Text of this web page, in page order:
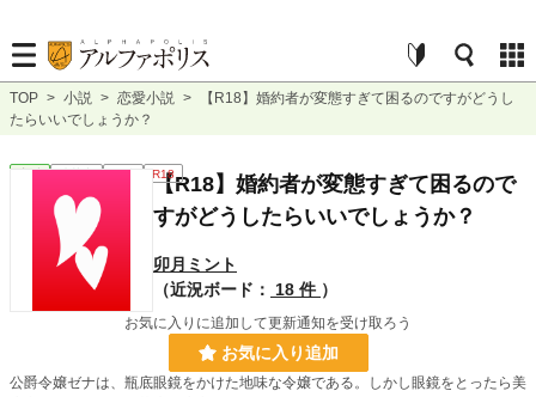
TOP > 小説 > 恋愛小説 >
【R18】婚約者が変態すぎて困るのですがどうし
たらいいでしょうか？
恋愛 連載中 長編 R18
【R18】婚約者が変態すぎて困るので
すがどうしたらいいでしょうか？
卯月ミント
（近況ボード：
18 件 ）
お気に入りに追加して更新通知を受け取ろう
お気に入り追加
公爵令嬢ゼナは、瓶底眼鏡をかけた地味な令嬢である。しかし眼鏡をとったら美